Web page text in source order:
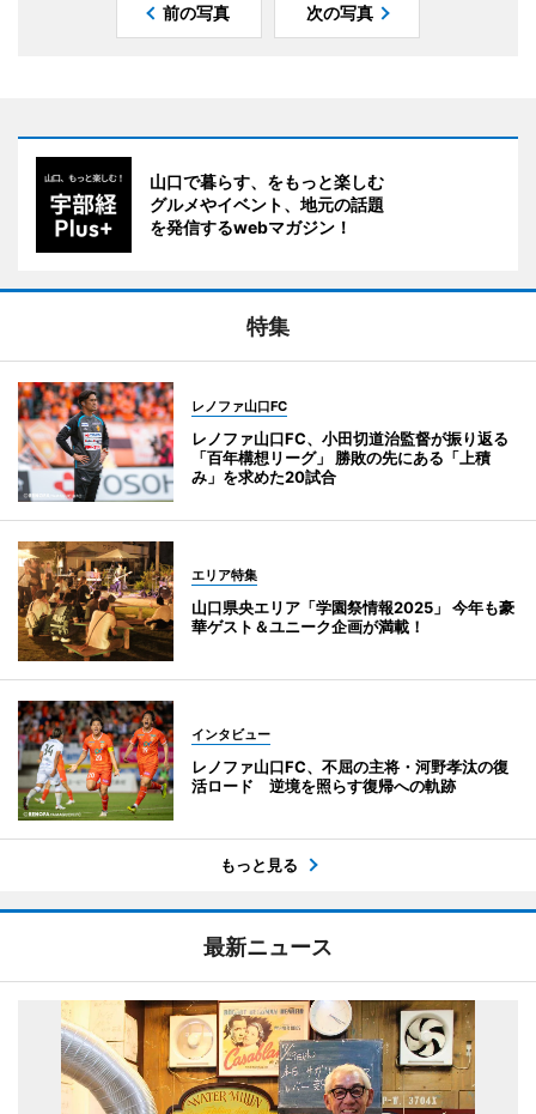
前の写真 次の写真
山口で暮らす、をもっと楽しむ
グルメやイベント、地元の話題
を発信するwebマガジン！
特集
レノファ山口FC
レノファ山口FC、小田切道治監督が振り返る
「百年構想リーグ」 勝敗の先にある「上積
み」を求めた20試合
エリア特集
山口県央エリア「学園祭情報2025」 今年も豪
華ゲスト＆ユニーク企画が満載！
インタビュー
レノファ山口FC、不屈の主将・河野孝汰の復
活ロード 逆境を照らす復帰への軌跡
もっと見る
最新ニュース